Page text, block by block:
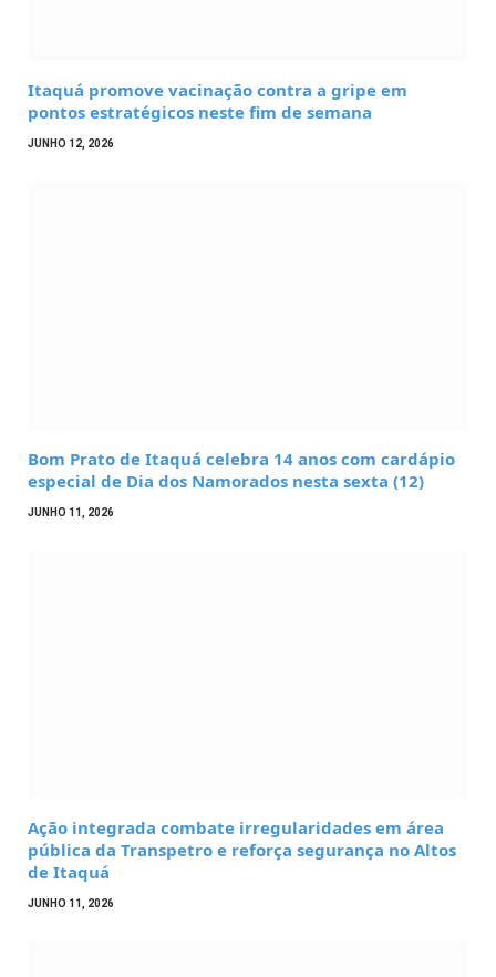
Itaquá promove vacinação contra a gripe em
pontos estratégicos neste fim de semana
JUNHO 12, 2026
Bom Prato de Itaquá celebra 14 anos com cardápio
especial de Dia dos Namorados nesta sexta (12)
JUNHO 11, 2026
Ação integrada combate irregularidades em área
pública da Transpetro e reforça segurança no Altos
de Itaquá
JUNHO 11, 2026